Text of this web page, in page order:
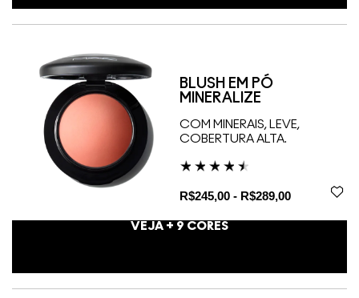
BLUSH EM PÓ
MINERALIZE
COM MINERAIS, LEVE,
COBERTURA ALTA.
R$245,00 - R$289,00
VEJA + 9 CORES